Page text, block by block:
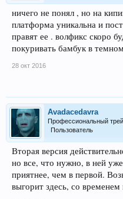
ничего не понял , но на
платформа уникальна и
правят ее . волфикс скоро
покуривать бамбук в
28 окт 2016
Avadacedavra
Профессиональный
Пользователь
Вторая версия
но все, что нужно, в ней
приятнее, чем в первой.
выгорит здесь, со временем